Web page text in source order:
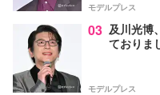
モデルプレス
03 及川光博
ておりま
モデルプレス